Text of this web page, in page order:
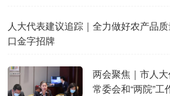
人大代表建议追踪｜全力做好农产品
口金字招牌
两会聚焦｜市人
常委会和“两院”工